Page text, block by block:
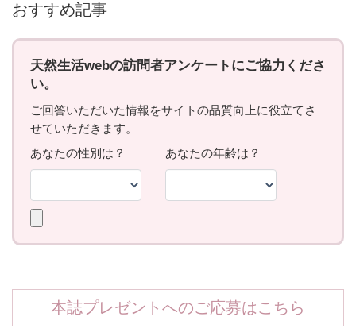
おすすめ記事
本誌プレゼントへのご応募はこちら